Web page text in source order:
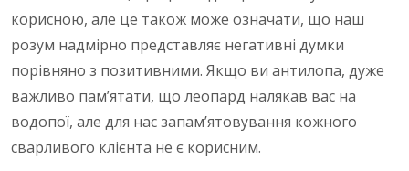
корисною, але це також може означати, що наш
розум надмірно представляє негативні думки
порівняно з позитивними. Якщо ви антилопа, дуже
важливо пам’ятати, що леопард налякав вас на
водопої, але для нас запам’ятовування кожного
сварливого клієнта не є корисним.